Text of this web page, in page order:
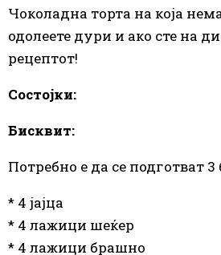
Чоколадна торта на која
одолеете дури и ако сте на
рецептот!
Состојки:
Бисквит:
Потребно е да се подготват
* 4 јајца
* 4 лажици шеќер
* 4 лажици брашно